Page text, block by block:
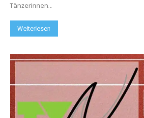
Tänzerinnen...
Weiterlesen